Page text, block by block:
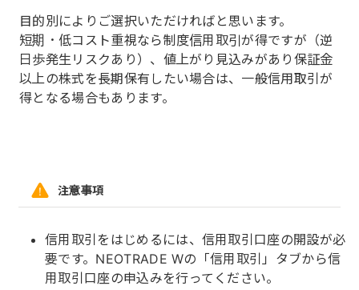
目的別によりご選択いただければと思います。
短期・低コスト重視なら制度信用取引が得ですが（逆
日歩発生リスクあり）、値上がり見込みがあり保証金
以上の株式を長期保有したい場合は、一般信用取引が
得となる場合もあります。
注意事項
信用取引をはじめるには、信用取引口座の開設が必
要です。NEOTRADE Wの「信用取引」タブから信
用取引口座の申込みを行ってください。